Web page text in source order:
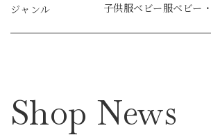
ジャンル 子供服ベビー服ベビー
Shop News